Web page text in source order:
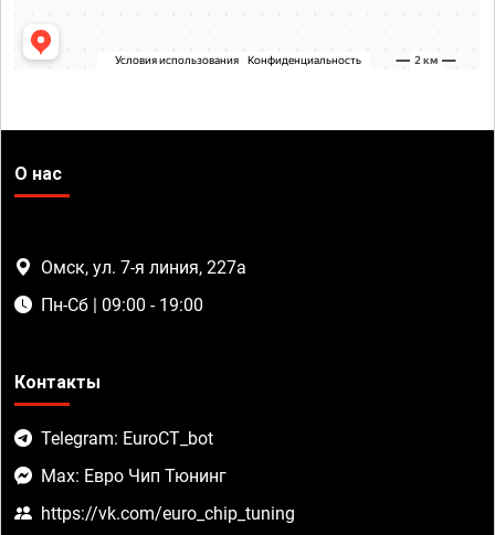
О нас
Омск, ул. 7-я линия, 227а
Пн-Сб | 09:00 - 19:00
Контакты
Telegram: EuroCT_bot
Max: Евро Чип Тюнинг
https://vk.com/euro_chip_tuning